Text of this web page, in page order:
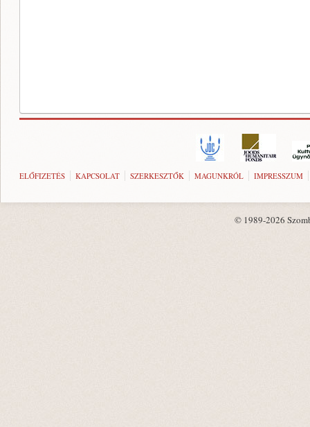
ELŐFIZETÉS KAPCSOLAT SZERKESZTŐK MAGUNKRÓL IMPRESSZUM
© 1989-2026